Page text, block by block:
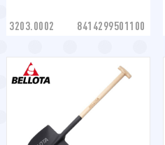
3203.0002 8414299501100